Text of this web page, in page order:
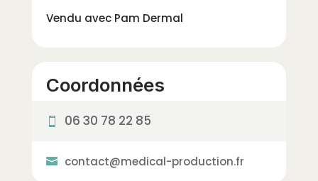
Vendu avec Pam Dermal
Coordonnées
06 30 78 22 85
contact@medical-production.fr